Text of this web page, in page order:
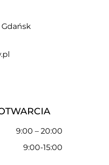
Gdańsk
9:00 – 20:00
9:00-15:00